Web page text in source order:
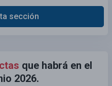
sección
que habrá en el
2026.